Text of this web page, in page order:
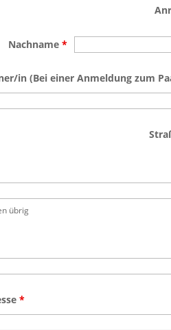
Nachname *
in (Bei einer Anmeldung zum
übrig
*